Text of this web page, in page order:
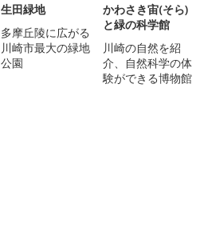
生田緑地
多摩丘陵に広がる
川崎市最大の緑地
公園
かわさき宙(そら)
と緑の科学館
川崎の自然を紹
介、自然科学の体
験ができる博物館